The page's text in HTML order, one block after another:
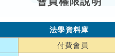
法學資料庫
付費會員